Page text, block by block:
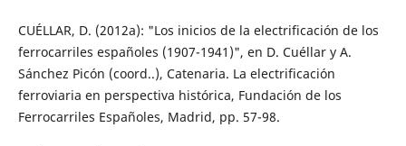
CUÉLLAR, D. (2012a): "Los inicios de la electrificación de los
ferrocarriles españoles (1907-1941)", en D. Cuéllar y A.
Sánchez Picón (coord..), Catenaria. La electrificación
ferroviaria en perspectiva histórica, Fundación de los
Ferrocarriles Españoles, Madrid, pp. 57-98.